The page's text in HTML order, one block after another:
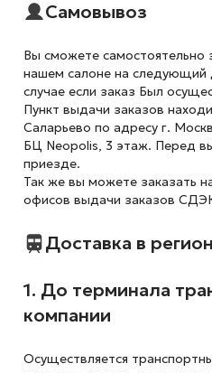
Самовывоз
Вы сможете самостоятельно
нашем салоне на следующий
случае если заказ Был
Пункт выдачи заказов
Саларьево по адресу г.
БЦ Neopolis, 3 этаж. Перед
приезде.
Так же вы можете заказать
офисов выдачи заказов
Доставка в
1. До терминала
компании
Осуществляется